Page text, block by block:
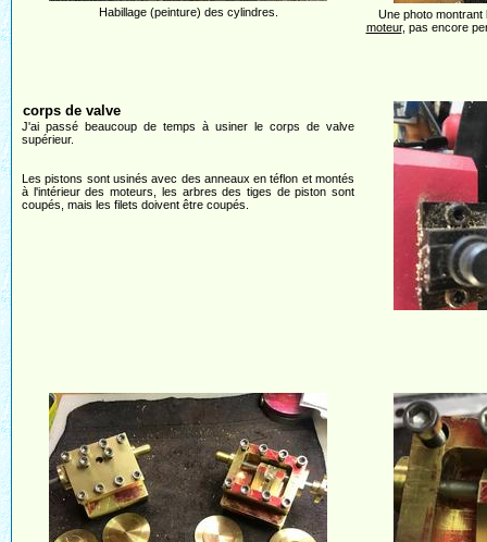
Habillage (peinture) des cylindres.
Une photo
moteur, pas encore
corps de valve
J'ai passé beaucoup de temps à usiner le corps de valve
supérieur.
Les pistons sont usinés avec des anneaux en téflon et montés
à l'intérieur des moteurs, les arbres des tiges de piston sont
coupés, mais les filets doivent être coupés.